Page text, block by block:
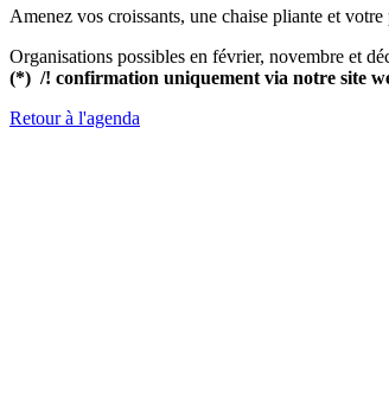
Amenez vos croissants, une chaise pliante et
Organisations possibles en février, novembre et
(*) /! confirmation uniquement via notre site
Retour à l'agenda